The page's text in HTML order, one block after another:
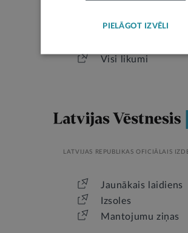
Jaunākie tiesību
Visi likumi
LATVIJAS REPUBLIKAS OFICIĀLAIS
Jaunākais laidiens
Izsoles
Mantojumu ziņas
PIELĀGOT IZVĒLI